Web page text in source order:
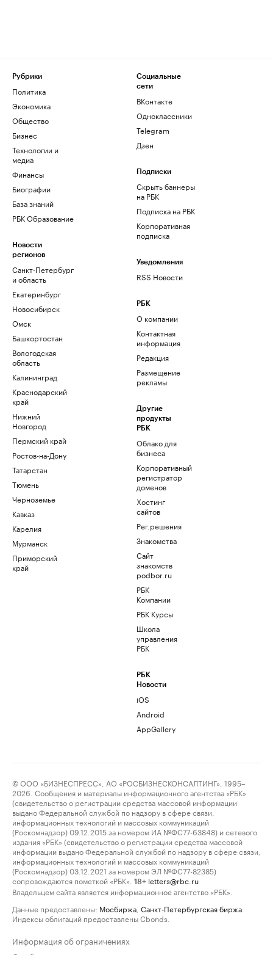
Рубрики
Политика
Экономика
Общество
Бизнес
Технологии и
медиа
Финансы
Биографии
База знаний
РБК Образование
Новости
регионов
Санкт-Петербург
и область
Екатеринбург
Новосибирск
Омск
Башкортостан
Вологодская
область
Калининград
Краснодарский
край
Нижний
Новгород
Пермский край
Ростов-на-Дону
Татарстан
Тюмень
Черноземье
Кавказ
Карелия
Мурманск
Приморский
край
Социальные
сети
ВКонтакте
Одноклассники
Telegram
Дзен
Подписки
Скрыть баннеры
на РБК
Подписка на РБК
Корпоративная
подписка
Уведомления
RSS Новости
РБК
О компании
Контактная
информация
Редакция
Размещение
рекламы
Другие
продукты
РБК
Облако для
бизнеса
Корпоративный
регистратор
доменов
Хостинг
сайтов
Рег.решения
Знакомства
Сайт
знакомств
podbor.ru
РБК
Компании
РБК Курсы
Школа
управления
РБК
РБК
Новости
iOS
Android
AppGallery
© ООО «БИЗНЕСПРЕСС», АО «РОСБИЗНЕСКОНСАЛТИНГ», 1995–
2026. Сообщения и материалы информационного агентства «РБК»
(свидетельство о регистрации средства массовой информации
выдано Федеральной службой по надзору в сфере связи,
информационных технологий и массовых коммуникаций
(Роскомнадзор) 09.12.2015 за номером ИА №ФС77-63848) и сетевого
издания «РБК» (свидетельство о регистрации средства массовой
информации выдано Федеральной службой по надзору в сфере связи,
информационных технологий и массовых коммуникаций
(Роскомнадзор) 03.12.2021 за номером ЭЛ №ФС77-82385)
сопровождаются пометкой «РБК».
18+ letters@rbc.ru
Владельцем сайта является информационное агентство «РБК».
Данные предоставлены: Мосбиржа Санкт-Петербургская биржа
Индексы облигаций предоставлены Cbonds.
Информация об ограничениях